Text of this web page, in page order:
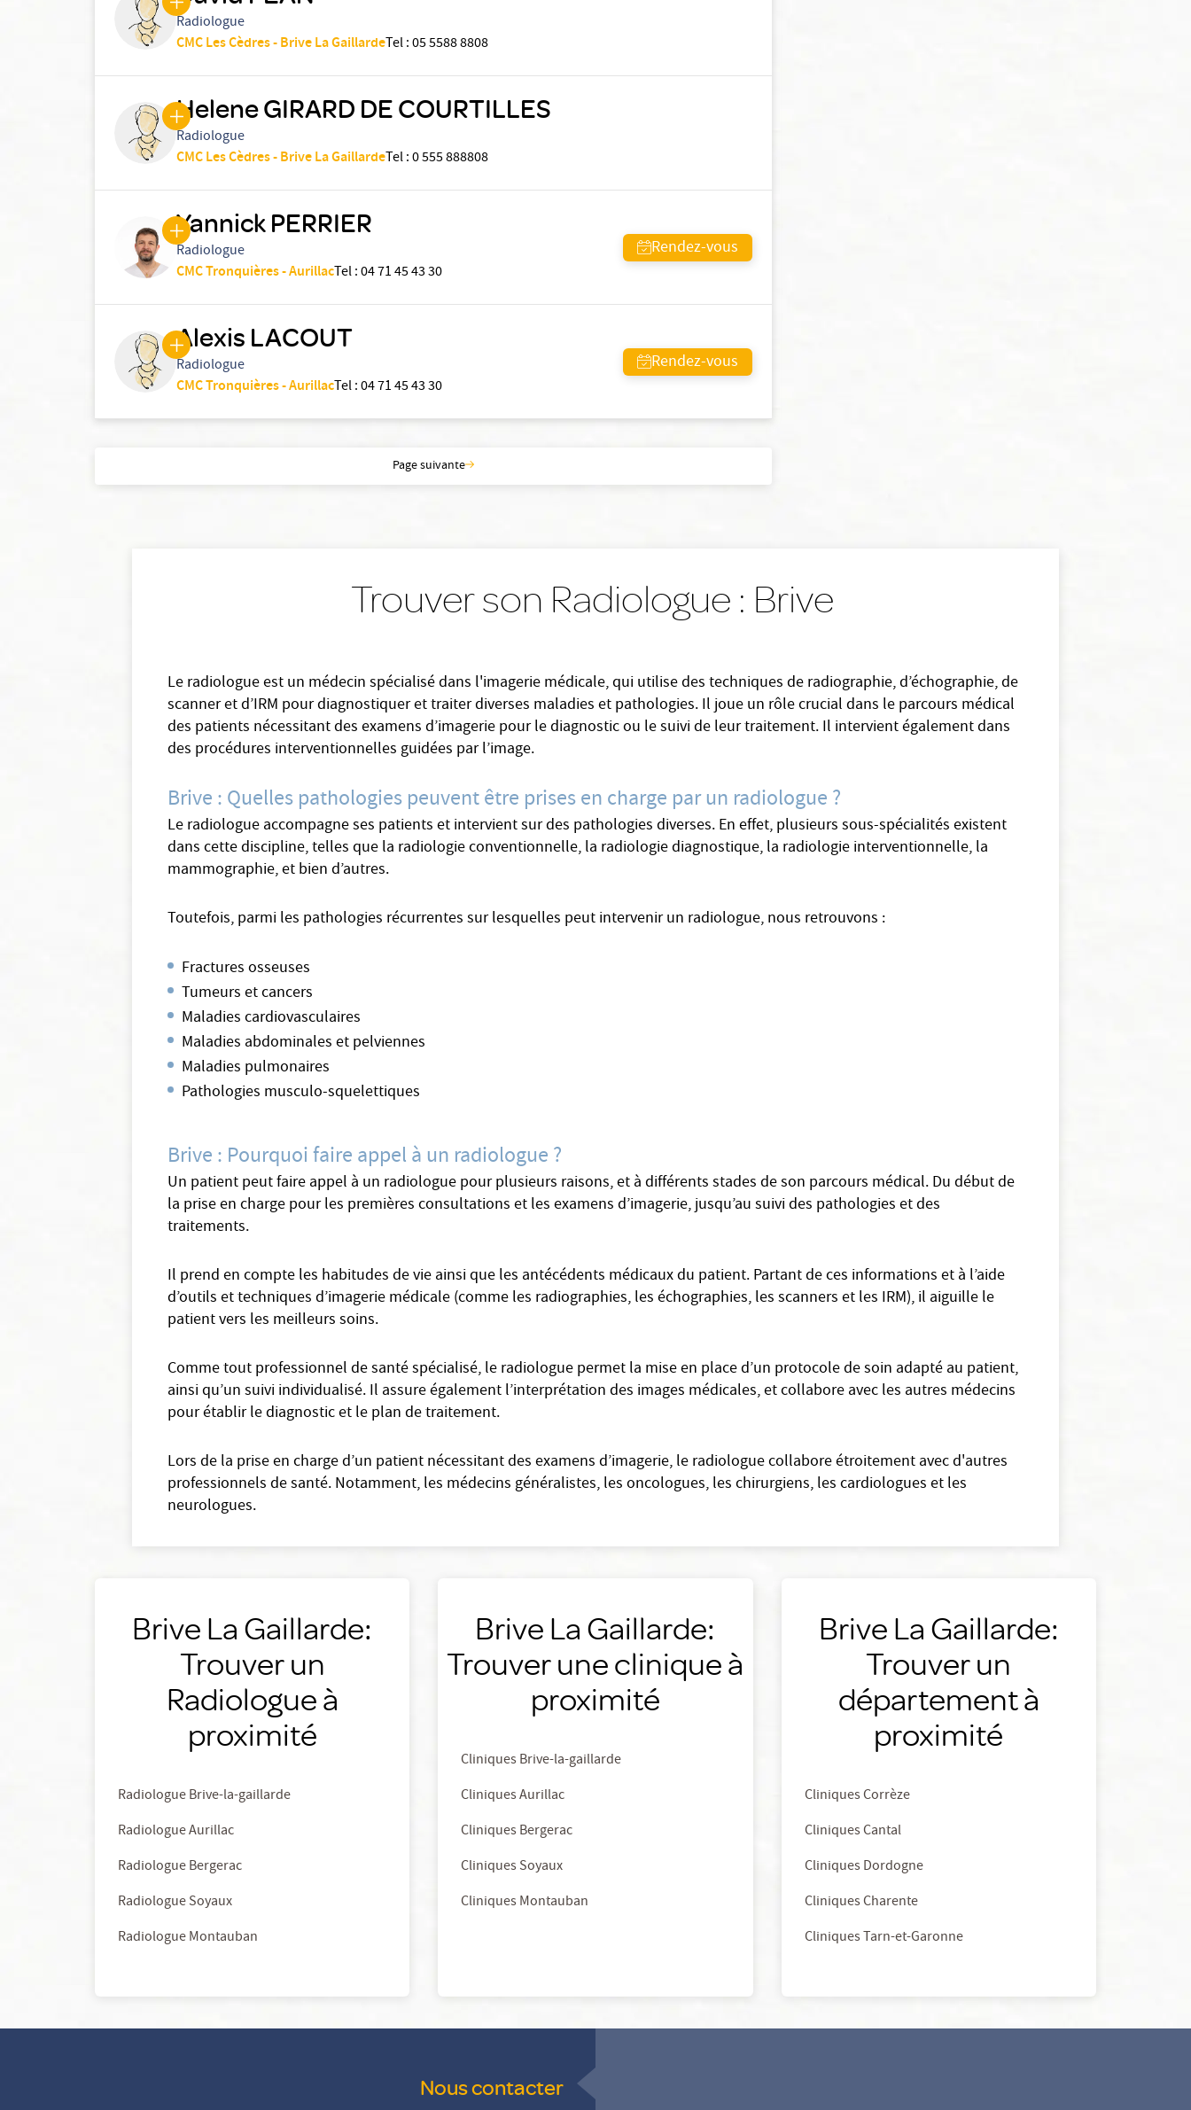
Radiologue
CMC Les Cèdres - Brive La GaillardeTel:05 5588 8808
Helene GIRARD DE COURTILLES
Radiologue
CMC Les Cèdres - Brive La GaillardeTel:0 555 888808
Yannick PERRIER
Radiologue
CMC Tronquières - AurillacTel:04 71 45 43 30
Rendez-vous
Alexis LACOUT
Radiologue
CMC Tronquières - AurillacTel:04 71 45 43 30
Rendez-vous
Page suivante
Trouver son Radiologue : Brive
Le radiologue est un médecin spécialisé dans l'imagerie médicale, qui utilise des techniques de radiographie, d’échographie, de
scanner et d’IRM pour diagnostiquer et traiter diverses maladies et pathologies. Il joue un rôle crucial dans le parcours médical
des patients nécessitant des examens d’imagerie pour le diagnostic ou le suivi de leur traitement. Il intervient également dans
des procédures interventionnelles guidées par l’image.
Brive : Quelles pathologies peuvent être prises en charge par un radiologue ?
Le radiologue accompagne ses patients et intervient sur des pathologies diverses. En effet, plusieurs sous-spécialités existent
dans cette discipline, telles que la radiologie conventionnelle, la radiologie diagnostique, la radiologie interventionnelle, la
mammographie, et bien d’autres.
Toutefois, parmi les pathologies récurrentes sur lesquelles peut intervenir un radiologue, nous retrouvons :
Fractures osseuses
Tumeurs et cancers
Maladies cardiovasculaires
Maladies abdominales et pelviennes
Maladies pulmonaires
Pathologies musculo-squelettiques
Brive : Pourquoi faire appel à un radiologue ?
Un patient peut faire appel à un radiologue pour plusieurs raisons, et à différents stades de son parcours médical. Du début de
la prise en charge pour les premières consultations et les examens d’imagerie, jusqu’au suivi des pathologies et des
traitements.
Il prend en compte les habitudes de vie ainsi que les antécédents médicaux du patient. Partant de ces informations et à l’aide
d’outils et techniques d’imagerie médicale (comme les radiographies, les échographies, les scanners et les IRM), il aiguille le
patient vers les meilleurs soins.
Comme tout professionnel de santé spécialisé, le radiologue permet la mise en place d’un protocole de soin adapté au patient,
ainsi qu’un suivi individualisé. Il assure également l’interprétation des images médicales, et collabore avec les autres médecins
pour établir le diagnostic et le plan de traitement.
Lors de la prise en charge d’un patient nécessitant des examens d’imagerie, le radiologue collabore étroitement avec d'autres
professionnels de santé. Notamment, les médecins généralistes, les oncologues, les chirurgiens, les cardiologues et les
neurologues.
Brive La Gaillarde:
Trouver un
Radiologue à
proximité
Radiologue Brive-la-gaillarde
Radiologue Aurillac
Radiologue Bergerac
Radiologue Soyaux
Radiologue Montauban
Brive La Gaillarde:
Trouver une clinique à
proximité
Cliniques Brive-la-gaillarde
Cliniques Aurillac
Cliniques Bergerac
Cliniques Soyaux
Cliniques Montauban
Brive La Gaillarde:
Trouver un
département à
proximité
Cliniques Corrèze
Cliniques Cantal
Cliniques Dordogne
Cliniques Charente
Cliniques Tarn-et-Garonne
Nous contacter